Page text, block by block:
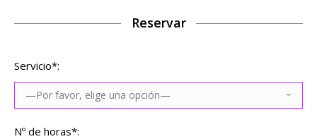
Reservar
Servicio*:
Nº de horas*: